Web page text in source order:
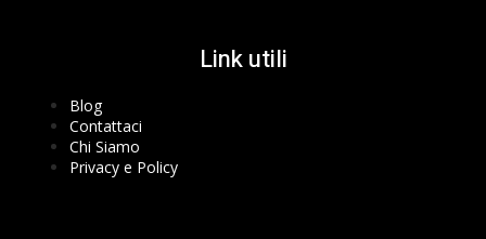
Link utili
Blog
Contattaci
Chi Siamo
Privacy e Policy